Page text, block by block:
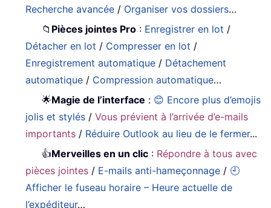
Recherche avancée / Organiser vos dossiers…
📁 Pièces jointes Pro : Enregistrer en lot /
Détacher en lot / Compresser en lot /
Enregistrement automatique / Détachement
automatique / Compression automatique…
🌟Magie de l’interface : 😊 Encore plus d’emojis
jolis et stylés /Vous prévient à l’arrivée d’e-mails
importants / Réduire Outlook au lieu de le fermer...
👍Merveilles en un clic : Répondre à tous avec
pièces jointes / E-mails anti-hameçonnage / 🕘
Afficher le fuseau horaire – Heure actuelle de
l’expéditeur…